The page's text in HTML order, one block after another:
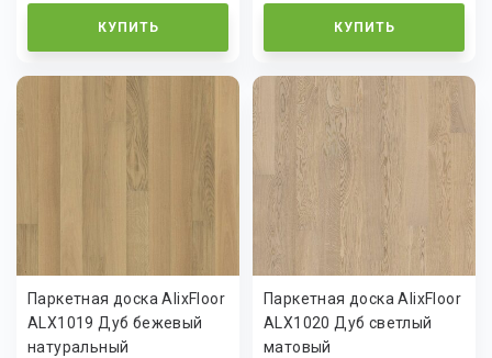
КУПИТЬ КУПИТЬ
Паркетная доска AlixFloor
ALX1019 Дуб бежевый
натуральный
Паркетная доска AlixFloor
ALX1020 Дуб светлый
матовый